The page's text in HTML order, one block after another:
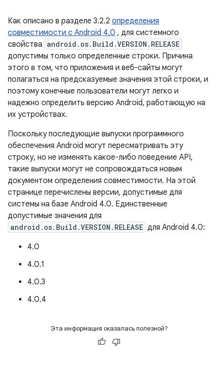
Как описано в разделе 3.2.2 определения
совместимости с Android 4.0 , для системного
свойства android.os.Build.VERSION.RELEASE
допустимы только определенные строки. Причина
этого в том, что приложения и веб-сайты могут
полагаться на предсказуемые значения этой строки, и
поэтому конечные пользователи могут легко и
надежно определить версию Android, работающую на
их устройствах.
Поскольку последующие выпуски программного
обеспечения Android могут пересматривать эту
строку, но не изменять какое-либо поведение API,
такие выпуски могут не сопровождаться новым
документом определения совместимости. На этой
странице перечислены версии, допустимые для
системы на базе Android 4.0. Единственные
допустимые значения для
android.os.Build.VERSION.RELEASE для Android 4.0:
4.0
4.0.1
4.0.3
4.0.4
Эта информация оказалась полезной?